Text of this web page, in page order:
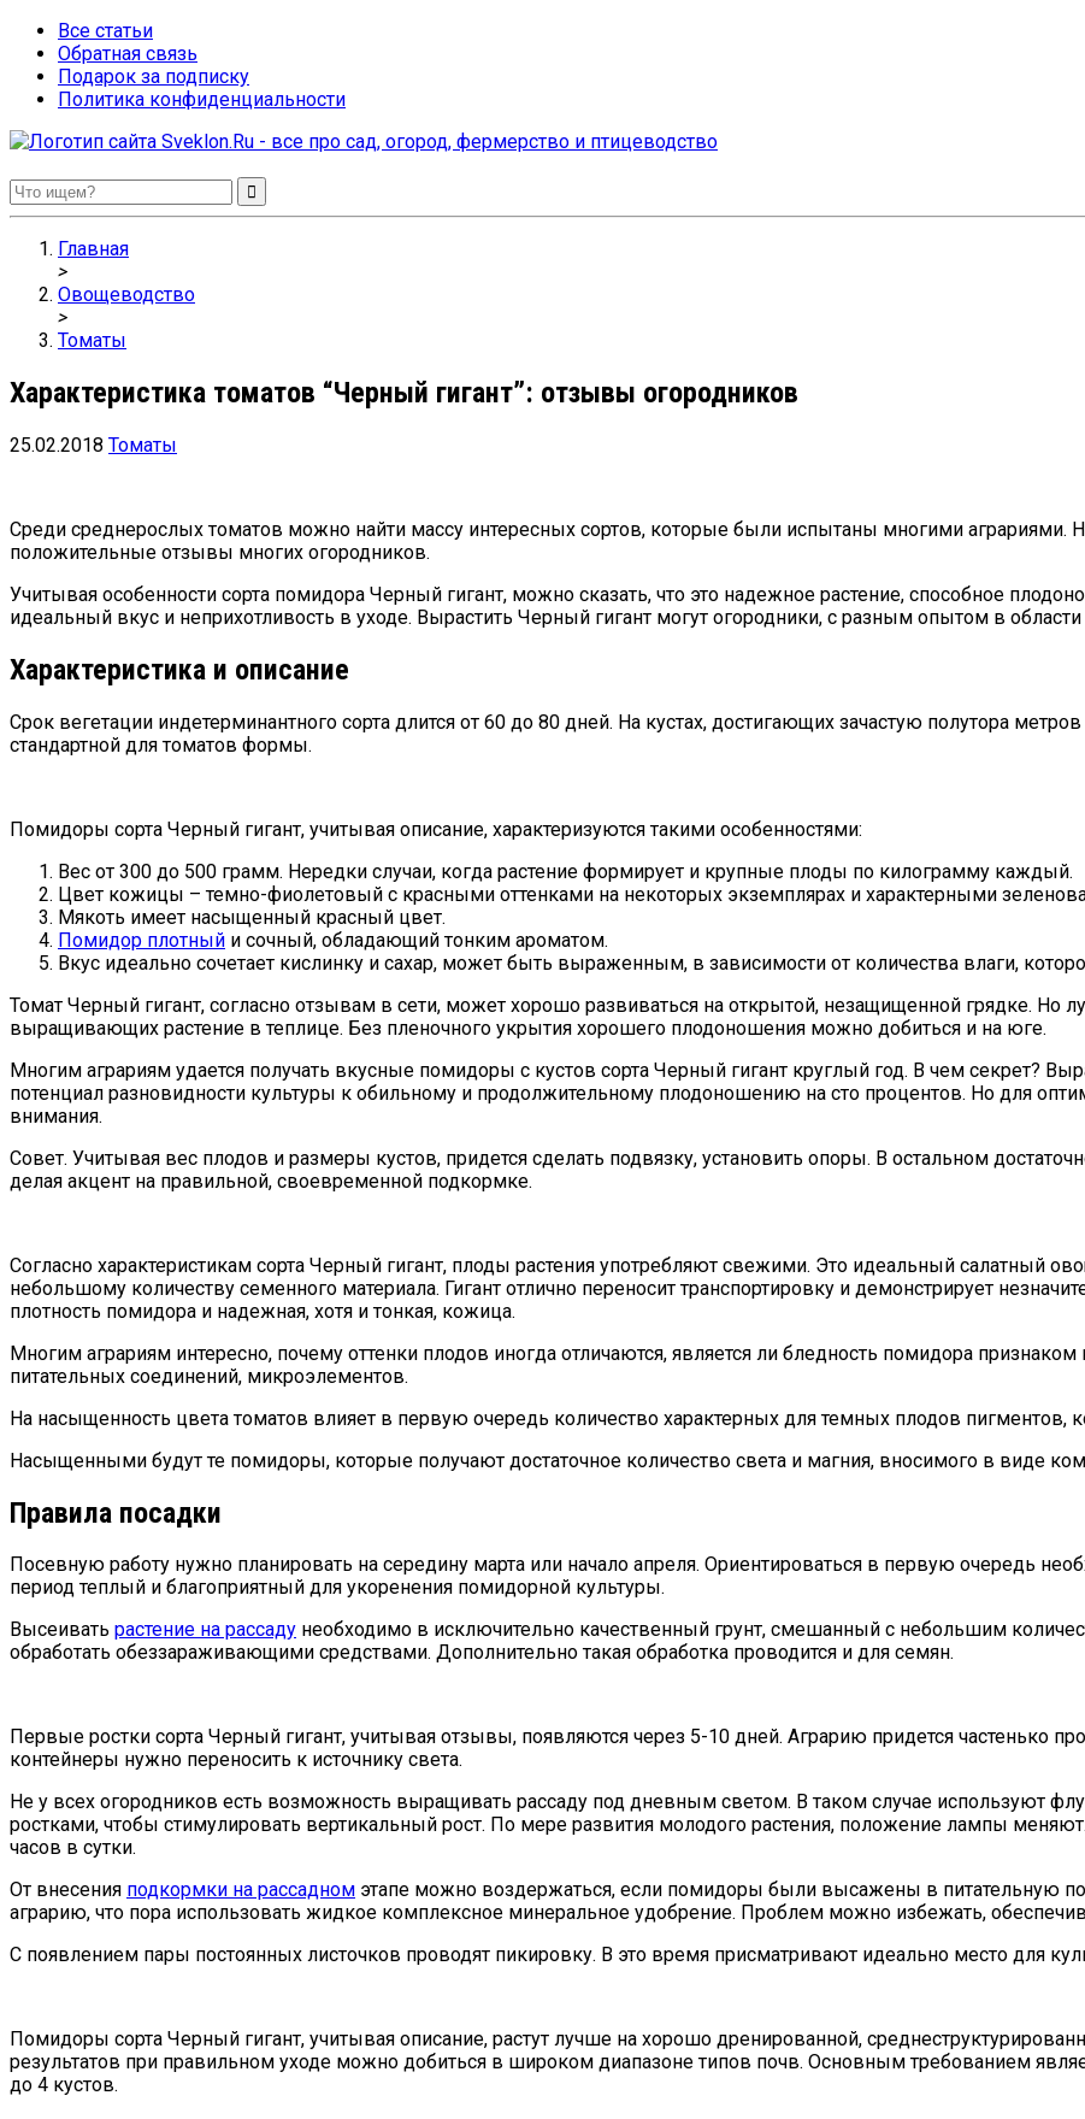
Все статьи
Обратная связь
Подарок за подписку
Политика конфиденциальности
Sveklon.Ru – все про сад, огород, фермерство и птицеводство
Главная
>
Овощеводство
>
Томаты
Характеристика томатов “Черный гигант”: отзывы огородников
25.02.2018 Томаты
Среди среднерослых томатов можно найти массу интересных сортов, которые были испытаны многими аграриями.
положительные отзывы многих огородников.
Учитывая особенности сорта помидора Черный гигант, можно сказать, что это надежное растение, способное
идеальный вкус и неприхотливость в уходе. Вырастить Черный гигант могут огородники, с разным опытом в
Характеристика и описание
Срок вегетации индетерминантного сорта длится от 60 до 80 дней. На кустах, достигающих зачастую полутора
стандартной для томатов формы.
Помидоры сорта Черный гигант, учитывая описание, характеризуются такими особенностями:
Вес от 300 до 500 грамм. Нередки случаи, когда растение формирует и крупные плоды по килограмму каждый.
Цвет кожицы – темно-фиолетовый с красными оттенками на некоторых экземплярах и характерными
Мякоть имеет насыщенный красный цвет.
Помидор плотный и сочный, обладающий тонким ароматом.
Вкус идеально сочетает кислинку и сахар, может быть выраженным, в зависимости от количества влаги,
Томат Черный гигант, согласно отзывам в сети, может хорошо развиваться на открытой, незащищенной грядке. Но
выращивающих растение в теплице. Без пленочного укрытия хорошего плодоношения можно добиться и на юге.
Многим аграриям удается получать вкусные помидоры с кустов сорта Черный гигант круглый год. В чем секрет?
потенциал разновидности культуры к обильному и продолжительному плодоношению на сто процентов. Но для
внимания.
Совет. Учитывая вес плодов и размеры кустов, придется сделать подвязку, установить опоры. В остальном
делая акцент на правильной, своевременной подкормке.
Согласно характеристикам сорта Черный гигант, плоды растения употребляют свежими. Это идеальный салатный
небольшому количеству семенного материала. Гигант отлично переносит транспортировку и демонстрирует
плотность помидора и надежная, хотя и тонкая, кожица.
Многим аграриям интересно, почему оттенки плодов иногда отличаются, является ли бледность помидора
питательных соединений, микроэлементов.
На насыщенность цвета томатов влияет в первую очередь количество характерных для темных плодов пигментов,
Насыщенными будут те помидоры, которые получают достаточное количество света и магния, вносимого в виде
Правила посадки
Посевную работу нужно планировать на середину марта или начало апреля. Ориентироваться в первую очередь
период теплый и благоприятный для укоренения помидорной культуры.
Высеивать растение на рассаду необходимо в исключительно качественный грунт, смешанный с небольшим
обработать обеззараживающими средствами. Дополнительно такая обработка проводится и для семян.
Первые ростки сорта Черный гигант, учитывая отзывы, появляются через 5-10 дней. Аграрию придется частенько
контейнеры нужно переносить к источнику света.
Не у всех огородников есть возможность выращивать рассаду под дневным светом. В таком случае используют
ростками, чтобы стимулировать вертикальный рост. По мере развития молодого растения, положение лампы
часов в сутки.
От внесения подкормки на рассадном этапе можно воздержаться, если помидоры были высажены в питательную
аграрию, что пора использовать жидкое комплексное минеральное удобрение. Проблем можно избежать,
С появлением пары постоянных листочков проводят пикировку. В это время присматривают идеально место для
Помидоры сорта Черный гигант, учитывая описание, растут лучше на хорошо дренированной,
результатов при правильном уходе можно добиться в широком диапазоне типов почв. Основным требованием
до 4 кустов.